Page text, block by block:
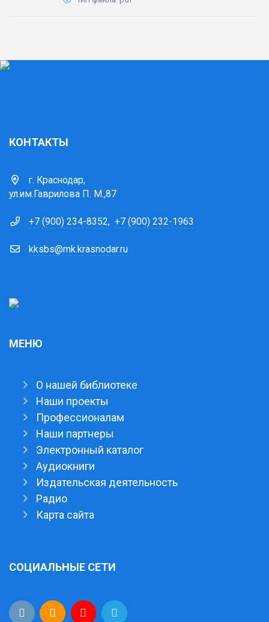
КОНТАКТЫ
г. Краснодар,
ул.им.Гаврилова П. М.,87
+7 (900) 234-8352, +7 (900) 232-1963
kksbs@mk.krasnodar.ru
МЕНЮ
О нашей библиотеке
Наши проекты
Профессионалам
Наши партнеры
Электронный каталог
Аудиокниги
Издательская деятельность
Радио
Карта сайта
СОЦИАЛЬНЫЕ СЕТИ